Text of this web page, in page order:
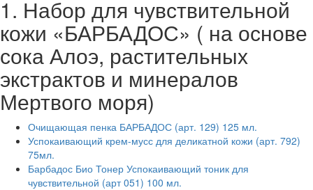
1. Набор для чувствительной
кожи «БАРБАДОС» ( на основе
сока Алоэ, растительных
экстрактов и минералов
Мертвого моря)
Очищающая пенка БАРБАДОС (арт. 129) 125 мл.
Успокаивающий крем-мусс для деликатной кожи (арт. 792)
75мл.
Барбадос Био Тонер Успокаивающий тоник для
чувствительной (арт 051) 100 мл.